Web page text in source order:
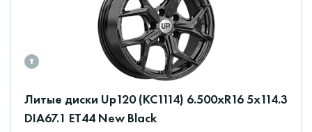
Литые диски Up120 (КС1114) 6.500xR16 5x114.3
DIA67.1 ET44 New Black